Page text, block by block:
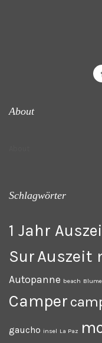
About
Schlagwörter
1 Jahr
SurAuszeit
Autopanne beach
Camper
gaucho insel La Paz